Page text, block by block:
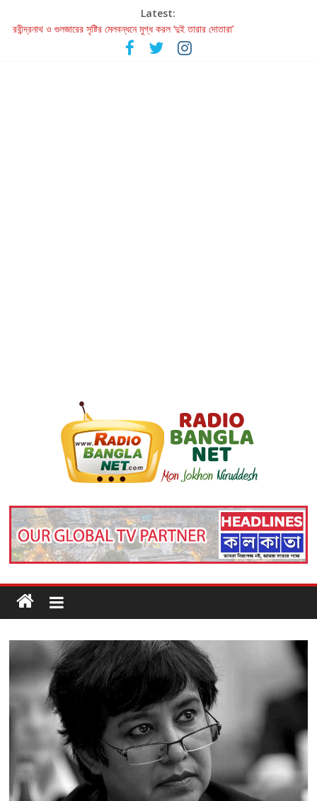
Latest:
রবীন্দ্রনাথ ও গুলজারের সৃষ্টির মেলবন্ধনে মুগ্ধ করল ‘দুই তারার দোতারা’
কলের গান থেকে রীলস্ — বাঙালির গান শোনার বিবর্তনের গল্প
জগন্নাথমঙ্গলম্ — বাংলায় প্রথমবার মঞ্চে এবার রথযাত্রার উদযাপন